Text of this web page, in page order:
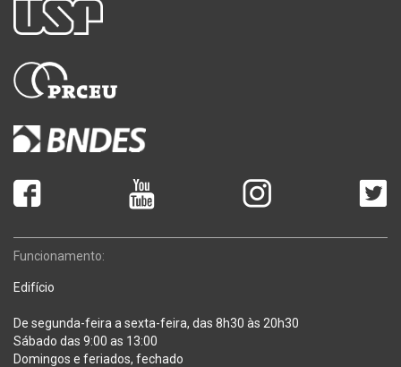
Funcionamento:
Edifício
De segunda-feira a sexta-feira, das 8h30 às 20h30
Sábado das 9:00 as 13:00
Domingos e feriados, fechado